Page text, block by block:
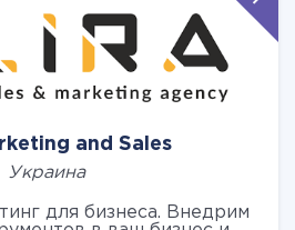
and Sales
Украина
для бизнеса. Внедрим